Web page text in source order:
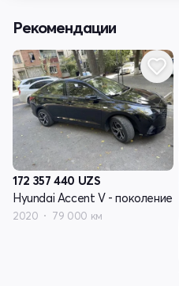
Рекомендации
172 357 440 UZS
Hyundai Accent V - поколение
2020 79 000 км